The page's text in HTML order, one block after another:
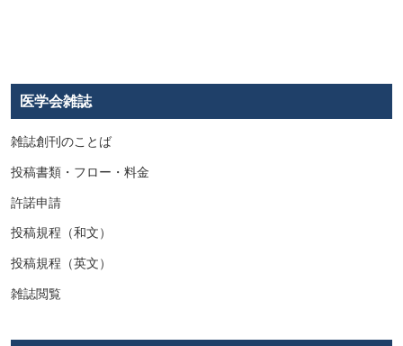
医学会雑誌
雑誌創刊のことば
投稿書類・フロー・料金
許諾申請
投稿規程（和文）
投稿規程（英文）
雑誌閲覧